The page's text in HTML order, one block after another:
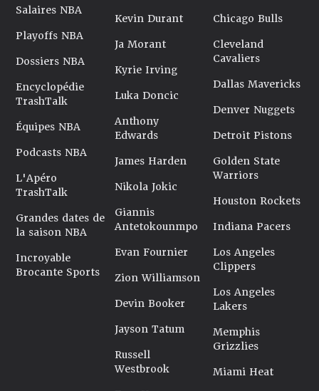
Salaires NBA
Playoffs NBA
Dossiers NBA
Encyclopédie
TrashTalk
Équipes NBA
Podcasts NBA
L'Apéro
TrashTalk
Grandes dates de
la saison NBA
Incroyable
Brocante Sports
Kevin Durant
Ja Morant
Kyrie Irving
Luka Doncic
Anthony
Edwards
James Harden
Nikola Jokic
Giannis
Antetokounmpo
Evan Fournier
Zion Williamson
Devin Booker
Jayson Tatum
Russell
Westbrook
Chicago Bulls
Cleveland
Cavaliers
Dallas Mavericks
Denver Nuggets
Detroit Pistons
Golden State
Warriors
Houston Rockets
Indiana Pacers
Los Angeles
Clippers
Los Angeles
Lakers
Memphis
Grizzlies
Miami Heat